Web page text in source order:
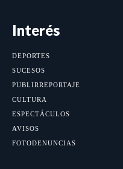
Interés
DEPORTES
SUCESOS
PUBLIRREPORTAJE
CULTURA
ESPECTÁCULOS
AVISOS
FOTODENUNCIAS